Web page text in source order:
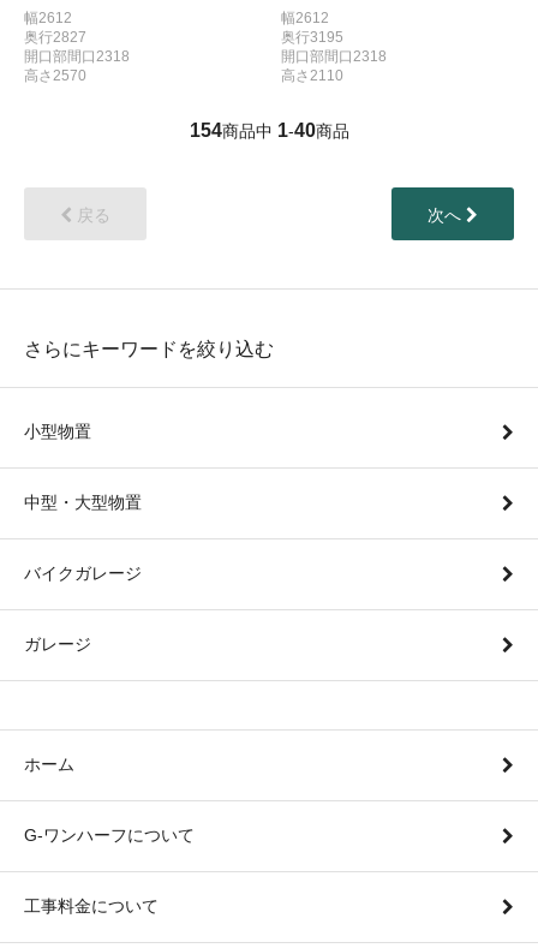
幅2612
奥行2827
開口部間口2318
高さ2570
幅2612
奥行3195
開口部間口2318
高さ2110
154商品中 1-40商品
戻る 次へ
さらにキーワードを絞り込む
小型物置
中型・大型物置
バイクガレージ
ガレージ
ホーム
G-ワンハーフについて
工事料金について